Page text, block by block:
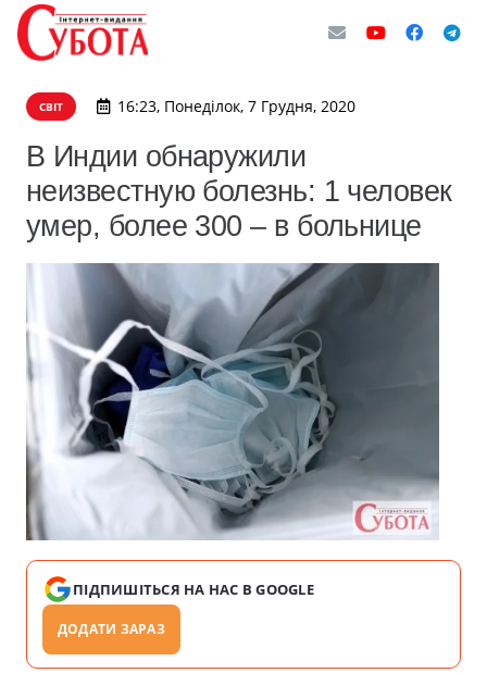
СВІТ 16:23, Понеділок, 7 Грудня, 2020
В Индии обнаружили
неизвестную болезнь: 1 человек
умер, более 300 – в больнице
ПІДПИШІТЬСЯ НА НАС В GOOGLE
ДОДАТИ ЗАРАЗ